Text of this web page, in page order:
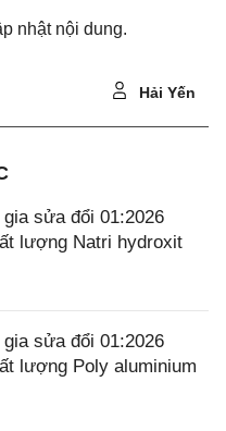
nhật nội dung.
Hải Yến
sửa đổi 01:2026
lượng Natri hydroxit
sửa đổi 01:2026
lượng Poly aluminium